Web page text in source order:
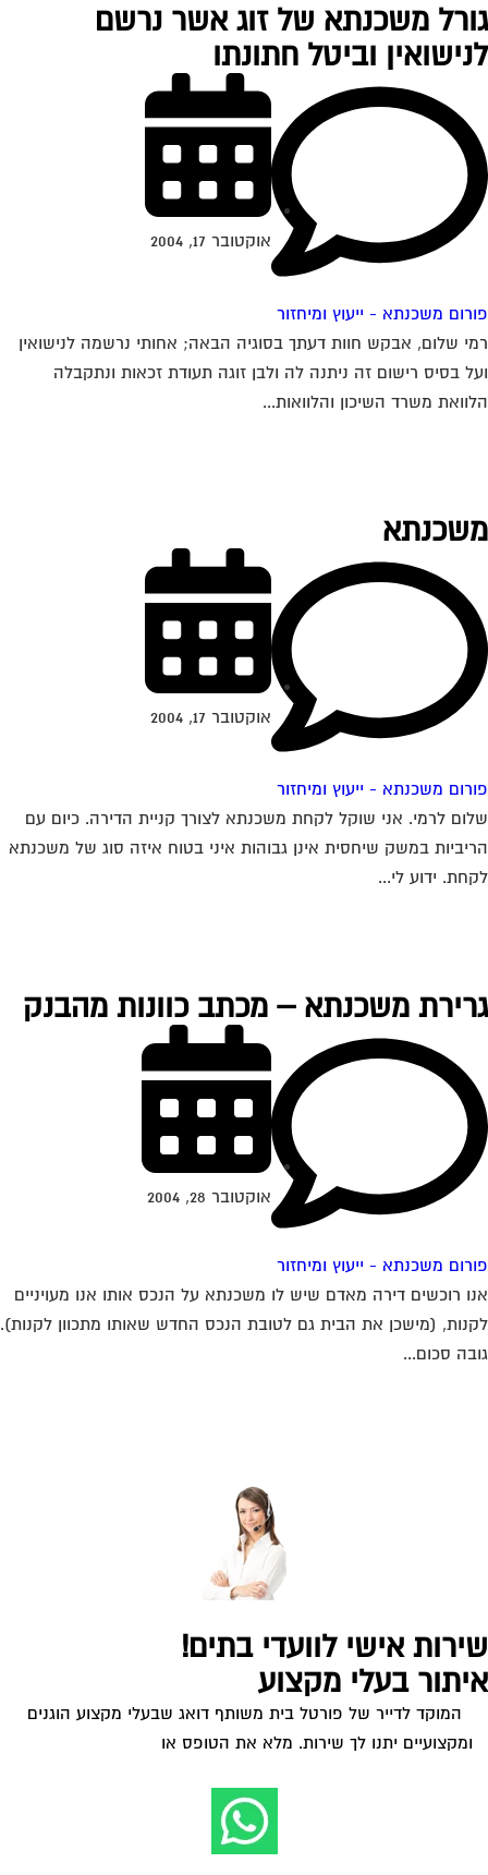
משכנתא של זוג אשר נרשם
וביטל חתונתו
משכנתא - ייעוץ ומיחזור
אוקטובר 17, 2004
שלום, אבקש חוות דעתך בסוגיה הבאה; אחותי נרשמה לנישואין
בסיס רישום זה ניתנה לה ולבן זוגה תעודת זכאות ונתקבלה
משרד השיכון והלוואות...
משכנתא - ייעוץ ומיחזור
אוקטובר 17, 2004
לרמי. אני שוקל לקחת משכנתא לצורך קניית הדירה. כיום עם
במשק שיחסית אינן גבוהות איני בטוח איזה סוג של משכנתא
ידוע לי...
משכנתא – מכתב כוונות מהבנק
משכנתא - ייעוץ ומיחזור
אוקטובר 28, 2004
רוכשים דירה מאדם שיש לו משכנתא על הנכס אותו אנו מעויניים
(מישכן את הבית גם לטובת הנכס החדש שאותו מתכוון לקנות).
סכום...
אישי לוועדי בתים!
בעלי מקצוע
המוקד לדייר של פורטל בית משותף דואג שבעלי מקצוע הוגנים
ומקצועיים יתנו לך שירות. מלא את הטופס אולחץ לשליחת הודעת